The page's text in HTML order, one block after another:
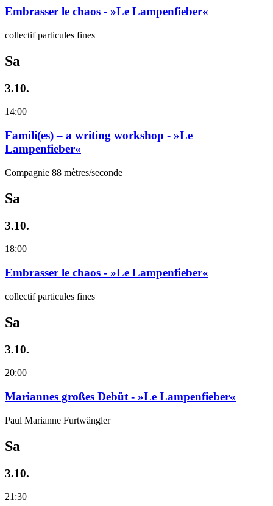
Embrasser le chaos - »Le Lampenfieber«
collectif particules fines
Sa
3.10.
14:00
Famili(es) – a writing workshop - »Le
Lampenfieber«
Compagnie 88 mètres/seconde
Sa
3.10.
18:00
Embrasser le chaos - »Le Lampenfieber«
collectif particules fines
Sa
3.10.
20:00
Mariannes großes Debüt - »Le Lampenfieber«
Paul Marianne Furtwängler
Sa
3.10.
21:30